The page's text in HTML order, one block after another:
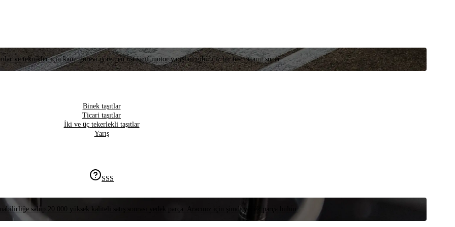
ve teknikler için kanıt görevi gören en üst sınıf motor yarışları gibi titiz bir test ortamı sunar.
Binek taşıtlar
Ticari taşıtlar
İki ve üç tekerlekli taşıtlar
Yarış
SSS
sahip 20.000 yüksek kaliteli satış sonrası yedek parça. Aracınız için şimdi yedek parça bulun.